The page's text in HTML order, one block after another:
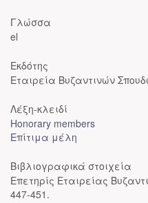
Γλώσσα
el
Εκδότης
Εταιρεία Βυζαντινών
Λέξη-κλειδί
Honorary members
Επίτιμα μέλη
Βιβλιογραφικά στοιχεία
Επετηρίς Εταιρείας
447-451.